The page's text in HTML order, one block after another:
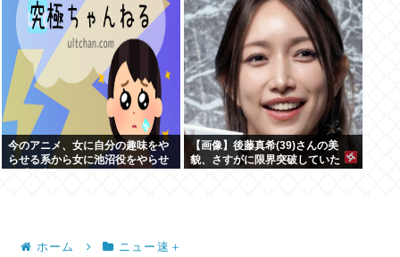
今のアニメ、女に自分の趣味をや
らせる系から女に池沼役をやらせ
【画像】後藤真希(39)さんの美
貌、さすがに限界突破していた
ホーム ニュー速＋